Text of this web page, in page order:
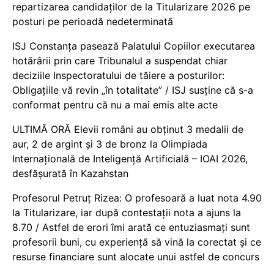
repartizarea candidaților de la Titularizare 2026 pe
posturi pe perioadă nedeterminată
ISJ Constanța pasează Palatului Copiilor executarea
hotărârii prin care Tribunalul a suspendat chiar
deciziile Inspectoratului de tăiere a posturilor:
Obligațiile vă revin „în totalitate” / ISJ susține că s-a
conformat pentru că nu a mai emis alte acte
ULTIMĂ ORĂ Elevii români au obținut 3 medalii de
aur, 2 de argint și 3 de bronz la Olimpiada
Internațională de Inteligență Artificială – IOAI 2026,
desfășurată în Kazahstan
Profesorul Petruț Rizea: O profesoară a luat nota 4.90
la Titularizare, iar după contestații nota a ajuns la
8.70 / Astfel de erori îmi arată ce entuziasmați sunt
profesorii buni, cu experiență să vină la corectat și ce
resurse financiare sunt alocate unui astfel de concurs